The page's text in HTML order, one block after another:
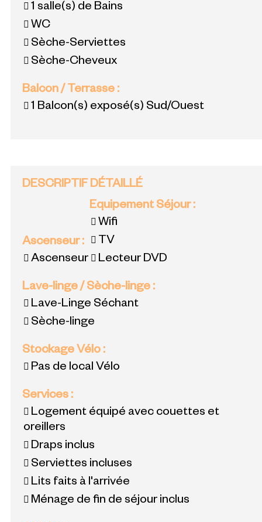
1 salle(s) de Bains
WC
Sèche-Serviettes
Sèche-Cheveux
Balcon / Terrasse :
1 Balcon(s) exposé(s) Sud/Ouest
DESCRIPTIF DÉTAILLÉ
Ascenseur:
Ascenseur
Equipement Séjour:
Wifi
TV
Lecteur DVD
Lave-linge / Sèche-linge :
Lave-Linge Séchant
Sèche-linge
Stockage Vélo :
Pas de local Vélo
Services :
Logement équipé avec couettes et
oreillers
Draps inclus
Serviettes incluses
Lits faits à l'arrivée
Ménage de fin de séjour inclus